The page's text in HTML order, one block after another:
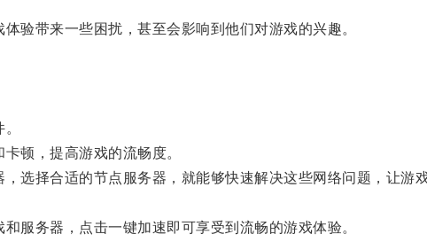
带来一些困扰，甚至会影响到他们对游戏的兴趣。
顿，提高游戏的流畅度。
择合适的节点服务器，就能够快速解决这些网络问题，让游戏
务器，点击一键加速即可享受到流畅的游戏体验。